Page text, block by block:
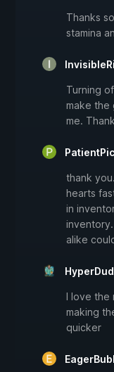
Thanks
stamina
Turning
make the
me.
thank
hearts
in
alike
I love the
making
quicker